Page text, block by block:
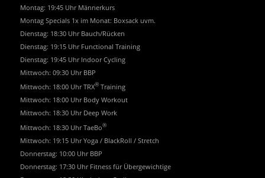
Montag: 19:45 Uhr Männerkurs
Montag Specials 1x im Monat: Boxsack uvm.
Dienstag: 18:30 Uhr Bauch/Rücken
Dienstag: 19:15 Uhr Functional Training
Dienstag: 19:45 Uhr Indoor Cycling
Mittwoch: 09:30 Uhr BBP
Mittwoch: 18:00 Uhr TRX®Training
Mittwoch: 18:00 Uhr Body Workout
Mittwoch: 18:30 Uhr Deep Work
Mittwoch: 18:30 Uhr TaeBo®
Mittwoch: 19:15 Uhr Yoga / BlackRoll / Stretch
Donnerstag: 10:00 Uhr BBP
Donnerstag: 17:30 Uhr Fitness für Übergewichtige